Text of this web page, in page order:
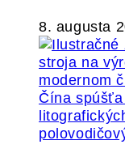
8. augusta
Čína